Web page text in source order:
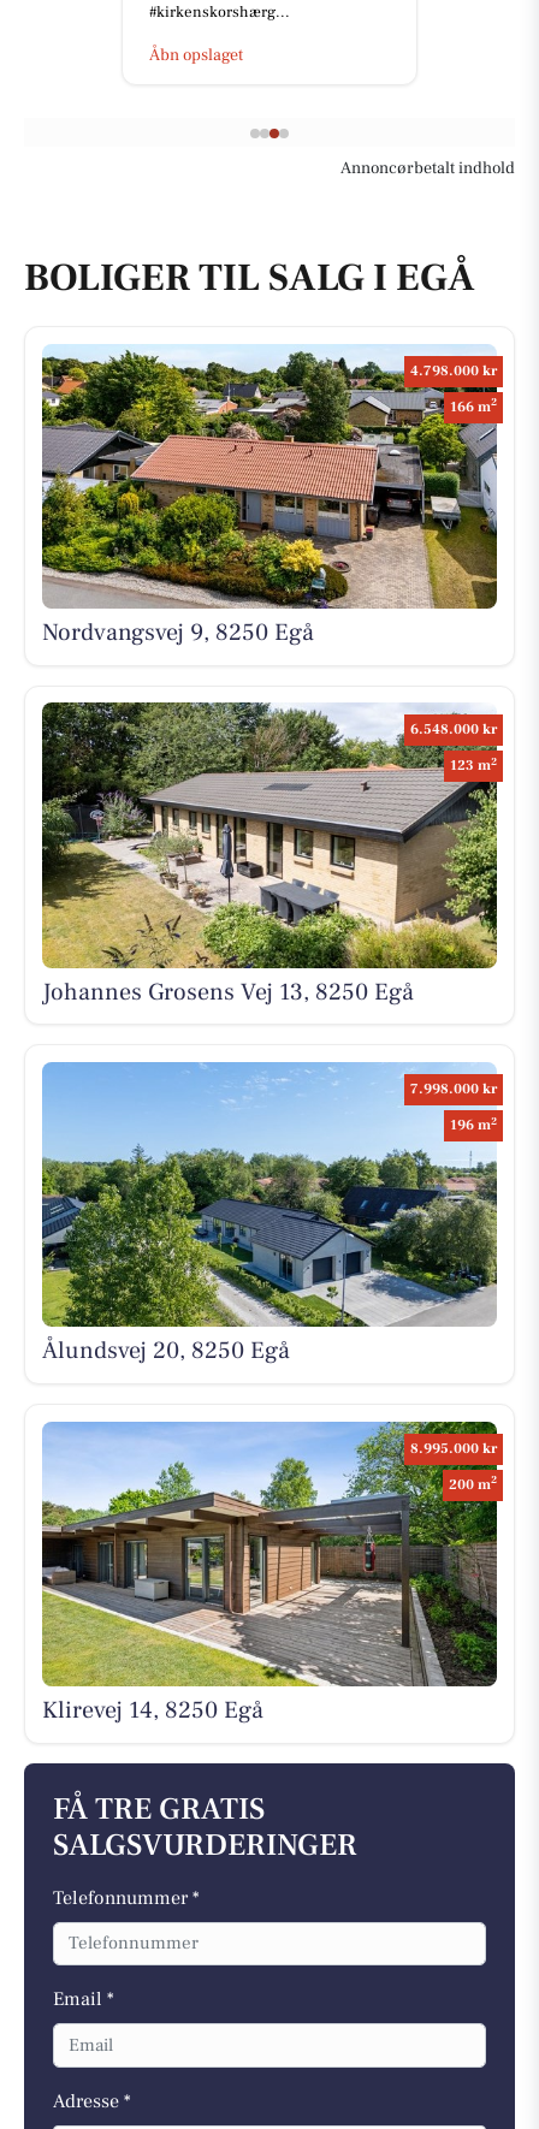
#kirkenskorshærg...
Åbn opslaget
Annoncørbetalt indhold
BOLIGER TIL SALG I EGÅ
4.798.000 kr
166 m2
Nordvangsvej 9, 8250 Egå
6.548.000 kr
123 m2
Johannes Grosens Vej 13, 8250 Egå
7.998.000 kr
196 m2
Ålundsvej 20, 8250 Egå
8.995.000 kr
200 m2
Klirevej 14, 8250 Egå
FÅ TRE GRATIS
SALGSVURDERINGER
Telefonnummer *
Email *
Adresse *